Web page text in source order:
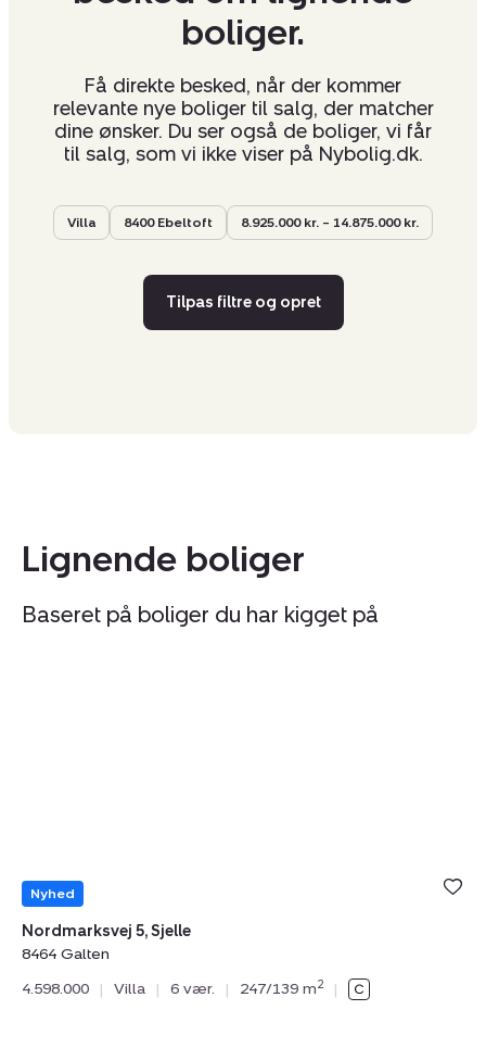
boliger.
Få direkte besked, når der kommer
relevante nye boliger til salg, der matcher
dine ønsker. Du ser også de boliger, vi får
til salg, som vi ikke viser på Nybolig.dk.
Villa 8400 Ebeltoft 8.925.000 kr. – 14.875.000 kr.
Tilpas filtre og opret
Lignende boliger
Baseret på boliger du har kigget på
Nyhed
Nordmarksvej 5, Sjelle
8464 Galten
4.598.000
| Villa | 6 vær. | 247/139 m2 |